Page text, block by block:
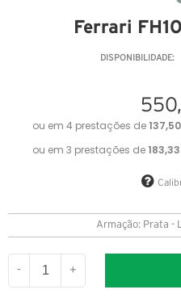
Ferrari
DISPONIBILIDADE:
Armação: Prata -
- +